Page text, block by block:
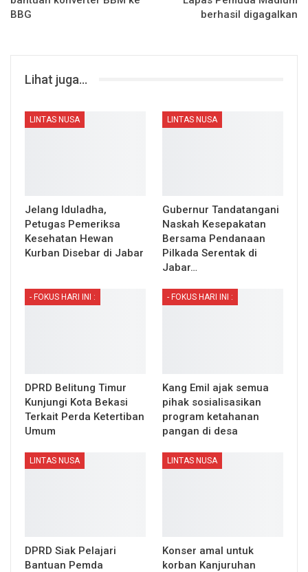
BBG
berhasil digagalkan
Lihat juga...
LINTAS NUSA
Jelang Iduladha,
Petugas Pemeriksa
Kesehatan Hewan
Kurban Disebar di Jabar
LINTAS NUSA
Gubernur Tandatangani
Naskah Kesepakatan
Bersama Pendanaan
Pilkada Serentak di
Jabar…
- FOKUS HARI INI :
DPRD Belitung Timur
Kunjungi Kota Bekasi
Terkait Perda Ketertiban
Umum
- FOKUS HARI INI :
Kang Emil ajak semua
pihak sosialisasikan
program ketahanan
pangan di desa
LINTAS NUSA
DPRD Siak Pelajari
Bantuan Pemda
LINTAS NUSA
Konser amal untuk
korban Kanjuruhan